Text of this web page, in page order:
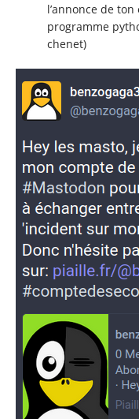
l’annonce de
programme
chenet)